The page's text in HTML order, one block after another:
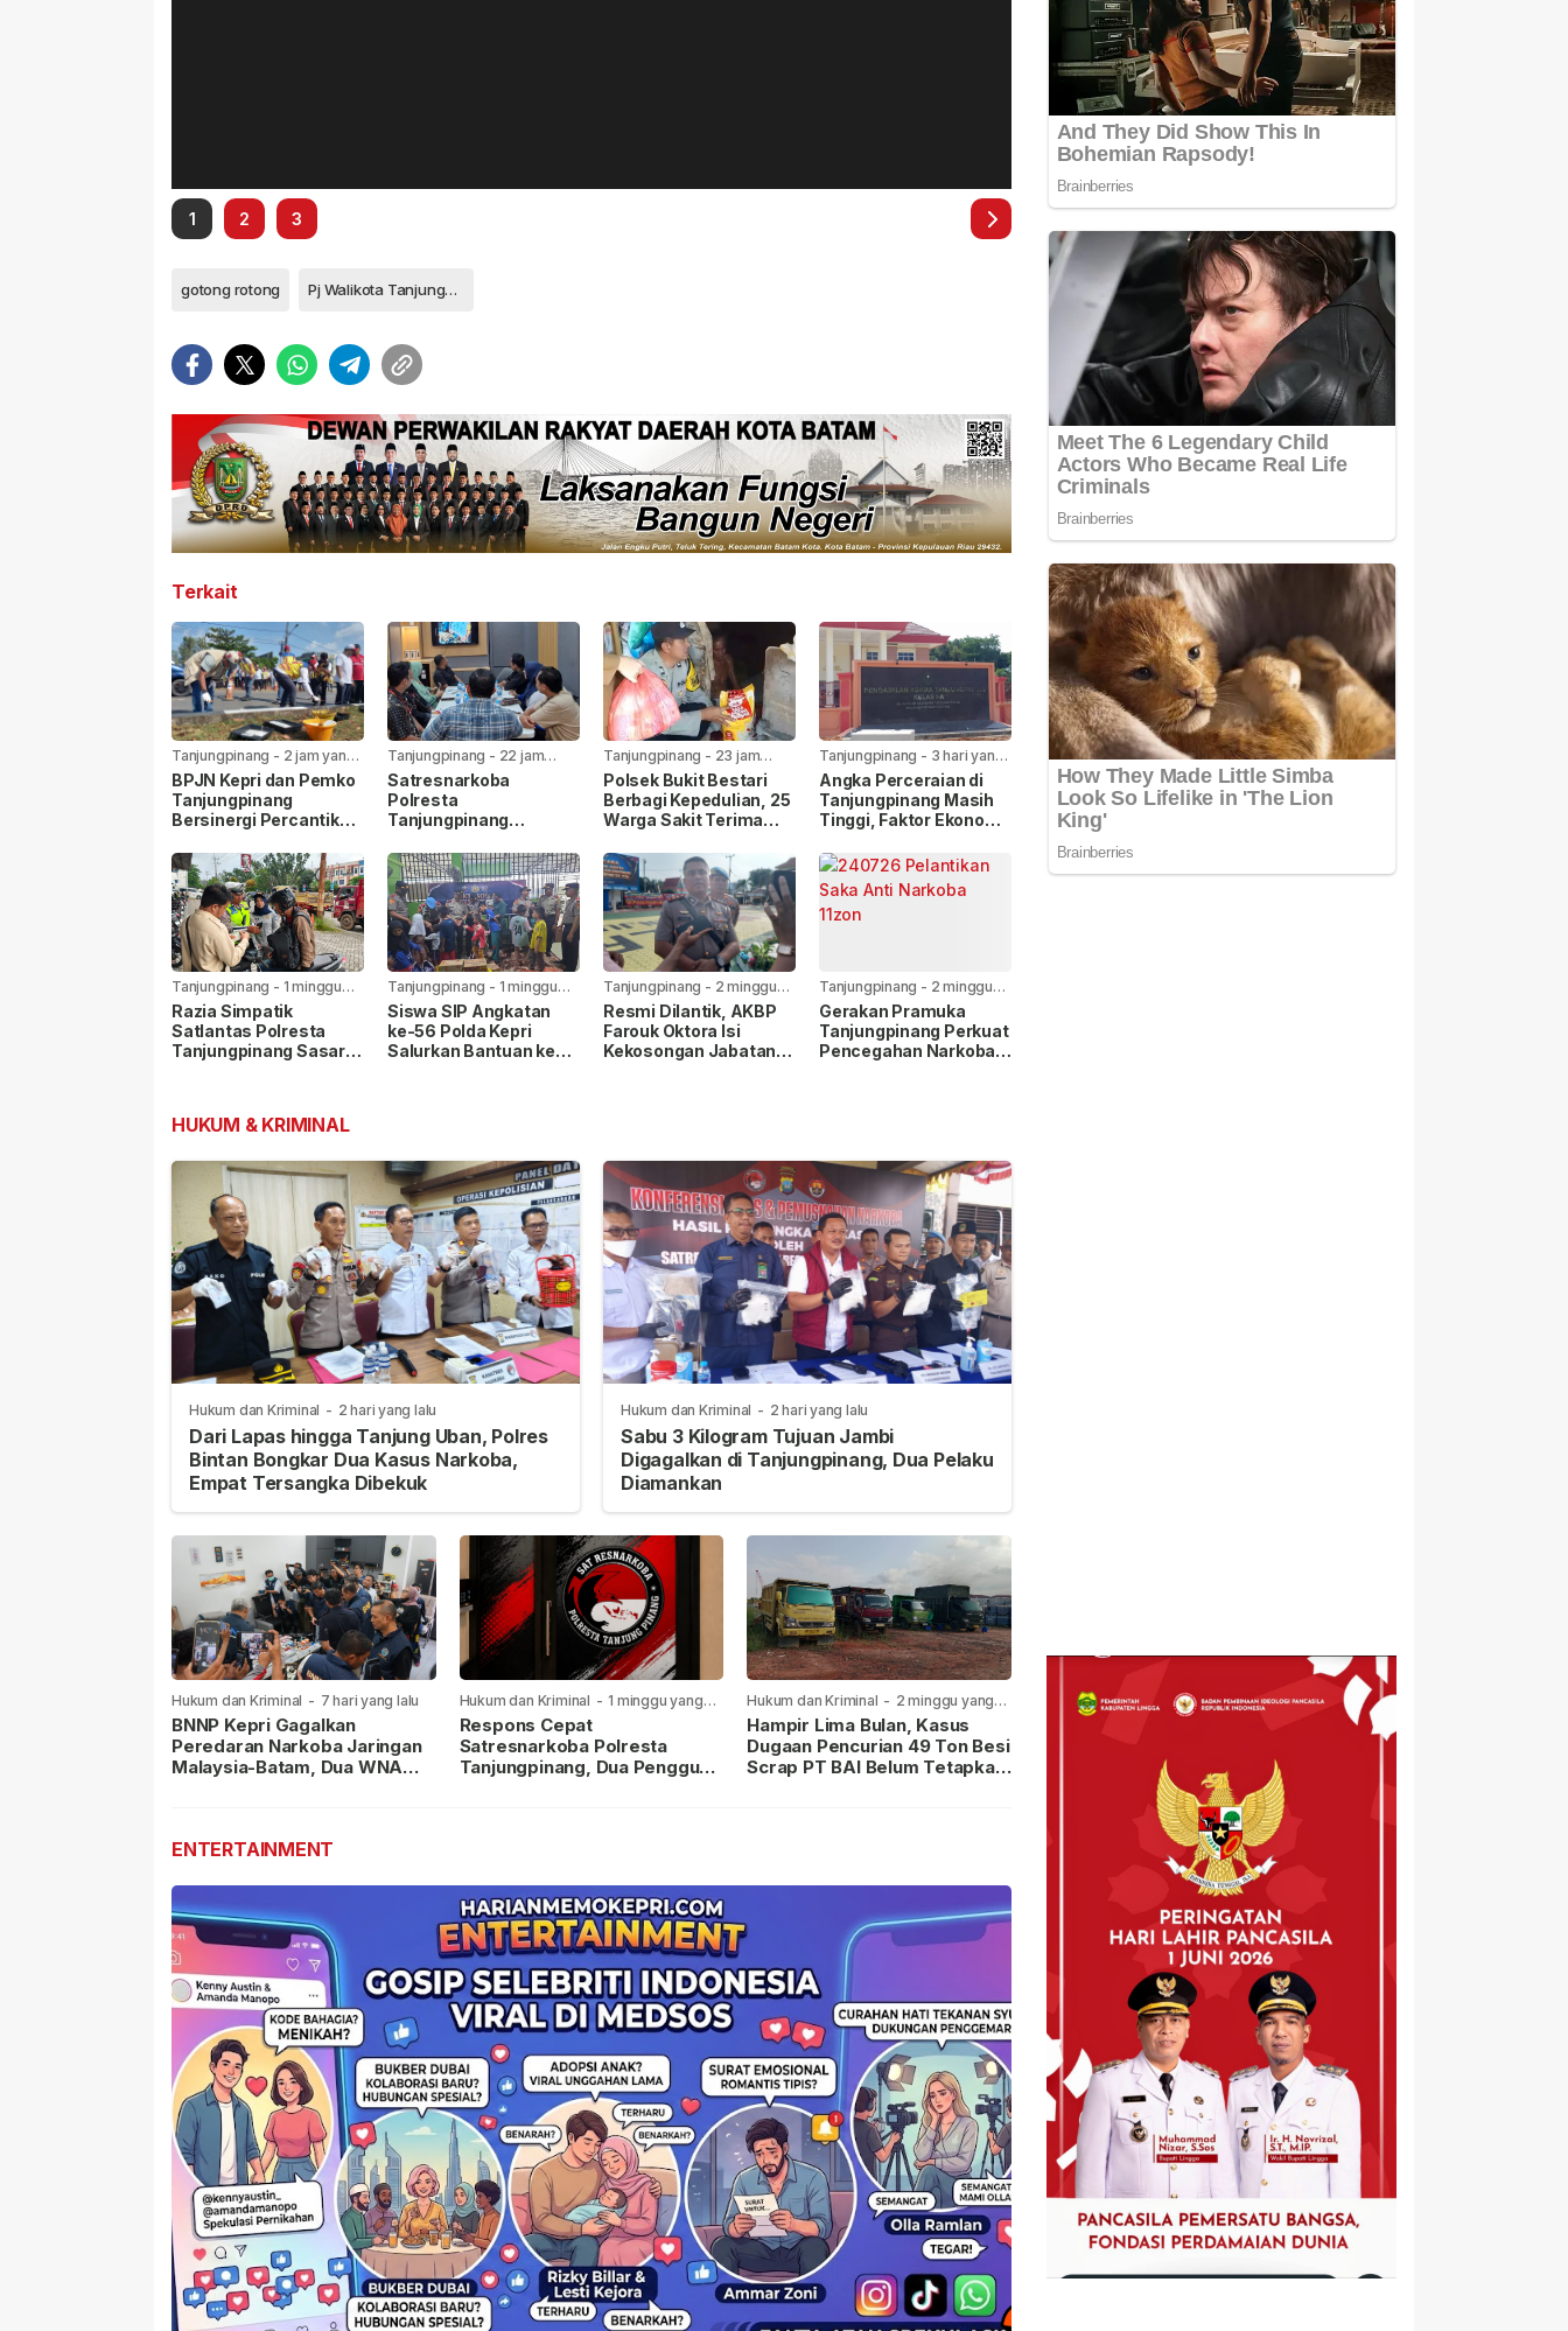
1 2 3
gotong rotong Pj Walikota Tanjungpinang Hasan
Terkait
Tanjungpinang - 2 jam yang
lalu
BPJN Kepri dan Pemko
Tanjungpinang
Bersinergi Percantik
Menjelang HUT RI
Tanjungpinang - 22 jam
yang lalu
Satresnarkoba
Polresta
Tanjungpinang
Ekspedisi Cegah
Peredaran Narkoba
Lewat Paket Kiriman
Tanjungpinang - 23 jam
yang lalu
Polsek Bukit Bestari
Berbagi Kepedulian, 25
Warga Sakit Terima
81 RI
Tanjungpinang - 3 hari yang
lalu
Angka Perceraian di
Tanjungpinang Masih
Tinggi, Faktor Ekonomi
Tanjungpinang - 1 minggu
yang lalu
Razia Simpatik
Satlantas Polresta
Tanjungpinang Sasar
Tanjungpinang - 1 minggu
yang lalu
Siswa SIP Angkatan
ke-56 Polda Kepri
Salurkan Bantuan ke
Tanjungpinang - 2 minggu
yang lalu
Resmi Dilantik, AKBP
Farouk Oktora Isi
Kekosongan Jabatan
Tanjungpinang - 2 minggu
yang lalu
Gerakan Pramuka
Tanjungpinang Perkuat
Pencegahan Narkoba
HUKUM & KRIMINAL
Hukum dan Kriminal - 2 hari yang lalu
Dari Lapas hingga Tanjung Uban, Polres
Bintan Bongkar Dua Kasus Narkoba,
Empat Tersangka Dibekuk
Hukum dan Kriminal - 2 hari yang lalu
Sabu 3 Kilogram Tujuan Jambi
Digagalkan di Tanjungpinang, Dua Pelaku
Diamankan
Hukum dan Kriminal - 7 hari yang lalu
BNNP Kepri Gagalkan
Peredaran Narkoba Jaringan
Malaysia-Batam, Dua WNA
Hukum dan Kriminal - 1 minggu yang
lalu
Respons Cepat
Satresnarkoba Polresta
Tanjungpinang, Dua Pengguna
Hukum dan Kriminal - 2 minggu yang
lalu
Hampir Lima Bulan, Kasus
Dugaan Pencurian 49 Ton Besi
Scrap PT BAI Belum Tetapkan
ENTERTAINMENT